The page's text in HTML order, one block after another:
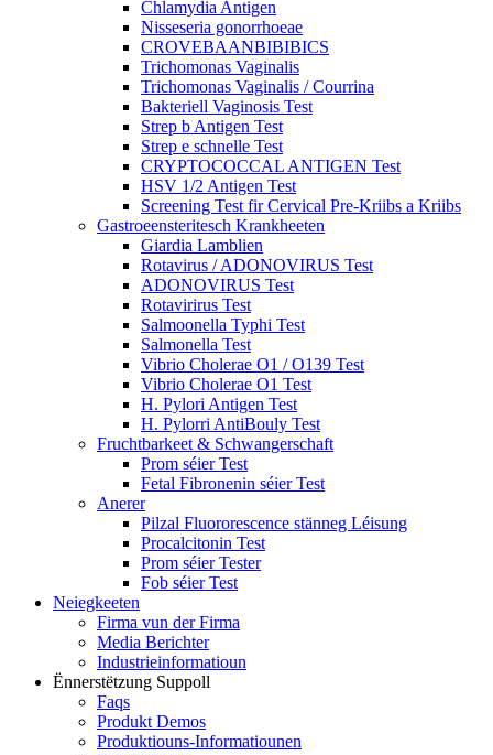
Chlamydia Antigen
Nisseseria gonorrhoeae
CROVEBAANBIBIBICS
Trichomonas Vaginalis
Trichomonas Vaginalis / Courrina
Bakteriell Vaginosis Test
Strep b Antigen Test
Strep e schnelle Test
CRYPTOCOCCAL ANTIGEN Test
HSV 1/2 Antigen Test
Screening Test fir Cervical Pre-Kriibs a Kriibs
Gastroeensteritesch Krankheeten
Giardia Lamblien
Rotavirus / ADONOVIRUS Test
ADONOVIRUS Test
Rotavirirus Test
Salmoonella Typhi Test
Salmonella Test
Vibrio Cholerae O1 / O139 Test
Vibrio Cholerae O1 Test
H. Pylori Antigen Test
H. Pylorri AntiBouly Test
Fruchtbarkeet & Schwangerschaft
Prom séier Test
Fetal Fibronenin séier Test
Anerer
Pilzal Fluororescence stänneg Léisung
Procalcitonin Test
Prom séier Tester
Fob séier Test
Neiegkeeten
Firma vun der Firma
Media Berichter
Industrieinformatioun
Ënnerstëtzung Suppoll
Faqs
Produkt Demos
Produktiouns-Informatiounen